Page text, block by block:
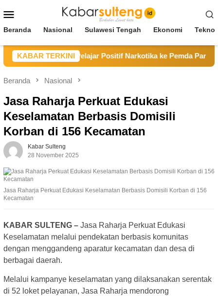
ke
Mobile
Beranda Nasional Sulawesi Tengah Ekonomi
KABAR TERKINI
Serahkan Tiga Pelajar Positif Narkotika ke Pemda Parimo
Beranda Nasional
Jasa Raharja Perkuat Edukasi
Keselamatan Berbasis Domisili
Korban di 156 Kecamatan
Kabar Sulteng
28 November 2025
Jasa Raharja Perkuat Edukasi Keselamatan Berbasis Domisili Korban di 156
Kecamatan
KABAR SULTENG – Jasa Raharja Perkuat Edukasi
Keselamatan melalui pendekatan berbasis komunitas
dengan menggandeng aparatur kecamatan dan desa di
berbagai daerah.
Melalui kampanye keselamatan yang dilaksanakan serentak
di 52 loket pelayanan, Jasa Raharja mendorong